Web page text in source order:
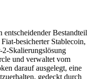
Bestandteil
besicherter Stablecoin,
Skalierungslösung
und verwaltet vom
darauf ausgelegt, eine
gedeckt durch